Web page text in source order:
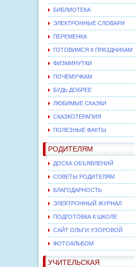
БИБЛИОТЕКА
ЭЛЕКТРОННЫЕ СЛОВАРИ
ПЕРЕМЕНКА
ГОТОВИМСЯ К ПРАЗДНИКАМ
ФИЗМИНУТКИ
ПОЧЕМУЧКАМ
БУДЬ ДОБРЕЕ
ЛЮБИМЫЕ СКАЗКИ
СКАЗКОТЕРАПИЯ
ПОЛЕЗНЫЕ ФАКТЫ
РОДИТЕЛЯМ
ДОСКА ОБЪЯВЛЕНИЙ
СОВЕТЫ РОДИТЕЛЯМ
БЛАГОДАРНОСТЬ
ЭЛЕКТРОННЫЙ ЖУРНАЛ
ПОДГОТОВКА К ШКОЛЕ
САЙТ ОЛЬГИ УЗОРОВОЙ
ФОТОАЛЬБОМ
УЧИТЕЛЬСКАЯ